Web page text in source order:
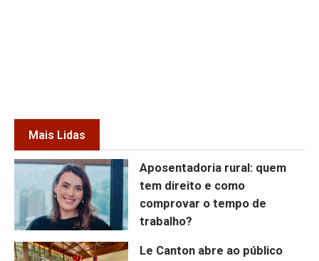
Mais Lidas
Aposentadoria rural: quem
tem direito e como
comprovar o tempo de
trabalho?
Le Canton abre ao público